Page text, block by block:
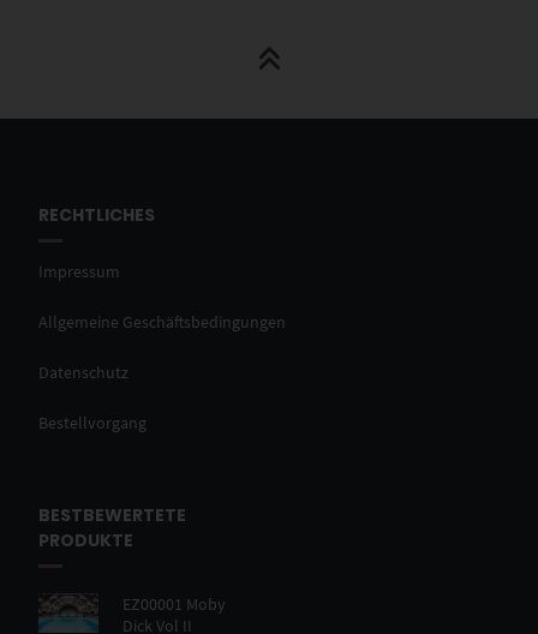
RECHTLICHES
Impressum
Allgemeine Geschäftsbedingungen
Datenschutz
Bestellvorgang
BESTBEWERTETE
PRODUKTE
EZ00001 Moby
Dick Vol II